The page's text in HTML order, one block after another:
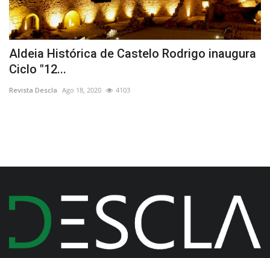
Aldeia Histórica de Castelo Rodrigo inaugura
Ciclo "12...
Revista Descla Ago 18, 2020 4103